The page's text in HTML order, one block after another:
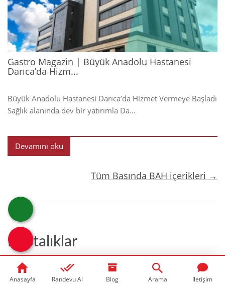
2024
Gastro Magazin | Büyük Anadolu Hastanesi
Darıca’da Hizm...
Büyük Anadolu Hastanesi Darıca’da Hizmet Vermeye Başladı
Sağlık alanında dev bir yatırımla Da...
Devamını oku
Tüm Basında BAH içerikleri →
Hastalıklar
Anasayfa Randevu Al Blog Arama İletişim